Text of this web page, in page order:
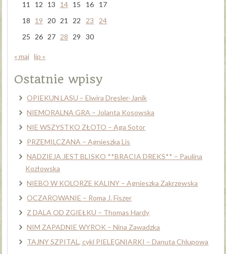
11
12 13 14 15 16
17
18
19 20 21 22 23
24
25
26 27 28 29 30
« maj lip »
Ostatnie wpisy
OPIEKUN LASU – Elwira Dresler-Janik
NIEMORALNA GRA – Jolanta Kosowska
NIE WSZYSTKO ZŁOTO – Aga Sotor
PRZEMILCZANA – Agnieszka Lis
NADZIEJA JEST BLISKO **BRACIA DREKS** – Paulina
Kozłowska
NIEBO W KOLORZE KALINY – Agnieszka Zakrzewska
OCZAROWANIE – Roma J. Fiszer
Z DALA OD ZGIEŁKU – Thomas Hardy
NIM ZAPADNIE WYROK – Nina Zawadzka
TAJNY SZPITAL, cykl PIELĘGNIARKI – Danuta Chlupowa